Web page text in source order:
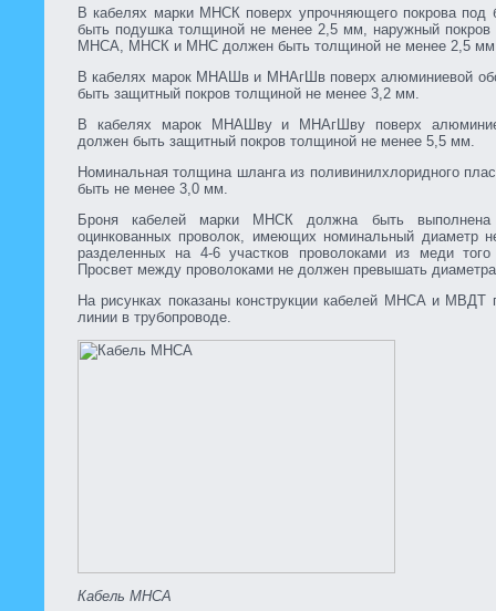
В кабелях марки МНСК поверх упрочняющего покрова под
быть подушка толщиной не менее 2,5 мм, наружный покров
МНСА, МНСК и МНС должен быть толщиной не менее 2,5
В кабелях марок МНАШв и МНАгШв поверх алюминиевой
быть защитный покров толщиной не менее 3,2 мм.
В кабелях марок МНАШву и МНАгШву поверх
должен быть защитный покров толщиной не менее 5,5 мм.
Номинальная толщина шланга из поливинилхлоридного
быть не менее 3,0 мм.
Броня кабелей марки МНСК должна быть выполнена
оцинкованных проволок, имеющих номинальный диаметр
разделенных на 4-6 участков проволоками из меди
Просвет между проволоками не должен превышать
На рисунках показаны конструкции кабелей МНСА и МВДТ
линии в трубопроводе.
Кабель МНСА